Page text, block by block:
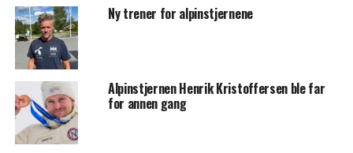
Ny trener for alpinstjernene
Alpinstjernen Henrik Kristoffersen ble far
for annen gang